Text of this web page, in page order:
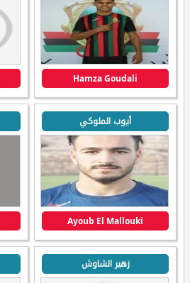
Hamza Goudali
أيوب الملوكي
Ayoub El Mallouki
زهير الشاوش